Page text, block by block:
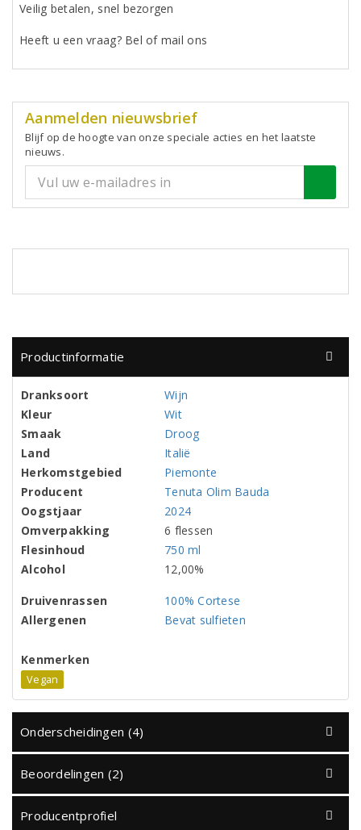
Veilig betalen, snel bezorgen
Heeft u een vraag? Bel of mail ons
Aanmelden nieuwsbrief
Blijf op de hoogte van onze speciale acties en het laatste
nieuws.
Productinformatie
Dranksoort
Wijn
Kleur
Wit
Smaak
Droog
Land
Italië
Herkomstgebied
Piemonte
Producent
Tenuta Olim Bauda
Oogstjaar
2024
Omverpakking
6 flessen
Flesinhoud
750 ml
Alcohol
12,00%
Druivenrassen
100% Cortese
Allergenen
Bevat sulfieten
Kenmerken
Vegan
Onderscheidingen (4)
Beoordelingen (2)
Producentprofiel